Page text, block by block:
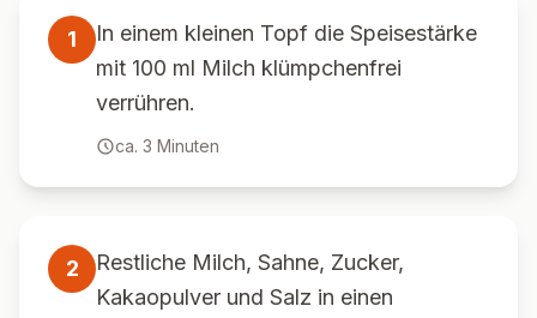
1
In einem kleinen Topf die Speisestärke
mit 100 ml Milch klümpchenfrei
verrühren.
ca. 3 Minuten
2
Restliche Milch, Sahne, Zucker,
Kakaopulver und Salz in einen